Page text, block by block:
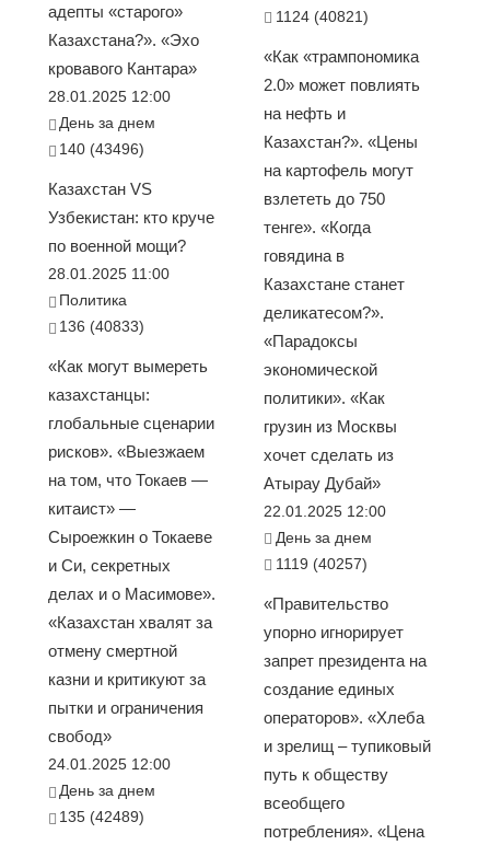
адепты «старого»
Казахстана?». «Эхо
кровавого Кантара»
28.01.2025 12:00
День за днем
140 (43496)
Казахстан VS
Узбекистан: кто круче
по военной мощи?
28.01.2025 11:00
Политика
136 (40833)
«Как могут вымереть
казахстанцы:
глобальные сценарии
рисков». «Выезжаем
на том, что Токаев —
китаист» —
Сыроежкин о Токаеве
и Си, секретных
делах и о Масимове».
«Казахстан хвалят за
отмену смертной
казни и критикуют за
пытки и ограничения
свобод»
24.01.2025 12:00
День за днем
135 (42489)
1124 (40821)
«Как «трампономика
2.0» может повлиять
на нефть и
Казахстан?». «Цены
на картофель могут
взлететь до 750
тенге». «Когда
говядина в
Казахстане станет
деликатесом?».
«Парадоксы
экономической
политики». «Как
грузин из Москвы
хочет сделать из
Атырау Дубай»
22.01.2025 12:00
День за днем
1119 (40257)
«Правительство
упорно игнорирует
запрет президента на
создание единых
операторов». «Хлеба
и зрелищ – тупиковый
путь к обществу
всеобщего
потребления». «Цена